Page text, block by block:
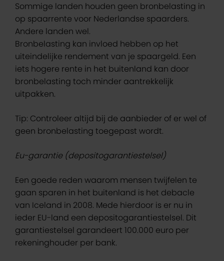
Sommige landen houden geen bronbelasting in
op spaarrente voor Nederlandse spaarders.
Andere landen wel.
Bronbelasting kan invloed hebben op het
uiteindelijke rendement van je spaargeld. Een
iets hogere rente in het buitenland kan door
bronbelasting toch minder aantrekkelijk
uitpakken.
Tip: Controleer altijd bij de aanbieder of er wel of
geen bronbelasting toegepast wordt.
Eu-garantie (depositogarantiestelsel)
Een goede reden waarom mensen twijfelen te
gaan sparen in het buitenland is het debacle
van Iceland in 2008. Mede hierdoor is er nu in
ieder EU-land een depositogarantiestelsel. Dit
garantiestelsel garandeert 100.000 euro per
rekeninghouder per bank.